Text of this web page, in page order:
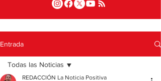
Entrada
Todas las Noticias
REDACCIÓN La Noticia Positiva